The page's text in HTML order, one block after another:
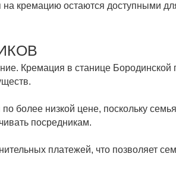
на кремацию остаются доступными
Кремация в станице Бородинской
более низкой цене, поскольку семья
посредникам.
платежей, что позволяет